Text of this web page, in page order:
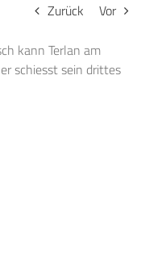
Zurück Vor
kann Terlan am
schiesst sein drittes